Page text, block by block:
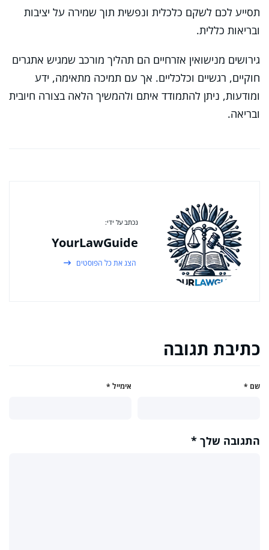
תסייע לכם לשקם כלכלית ונפשית תוך שמירה על יציבות
ובריאות כללית.
גירושים מנישואין אזרחיים הם תהליך מורכב שמגיש אתגרים
חוקיים, רגשיים וכלכליים. אך עם תמיכה מתאימה, ידע
ומודעות, ניתן להתמודד איתם ולהמשיך הלאה בצורה חיובית
ובריאה.
נכתב על ידי:
YourLawGuide
הצג את כל הפוסטים
כתיבת תגובה
שם * אימייל *
התגובה שלך *